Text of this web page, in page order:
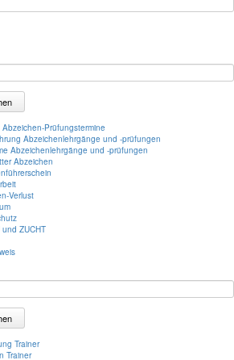
Prüfungstermine
Abzeichenlehrgänge und -prüfungen
Abzeichenlehrgänge und -prüfungen
Abzeichen
Verlust
und ZUCHT
Trainer
Trainer